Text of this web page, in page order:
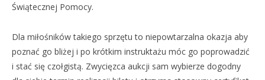
Świątecznej Pomocy.
Dla miłośników takiego sprzętu to niepowtarzalna okazja aby
poznać go bliżej i po krótkim instruktażu móc go poprowadzić
i stać się czołgistą. Zwycięzca aukcji sam wybierze dogodny